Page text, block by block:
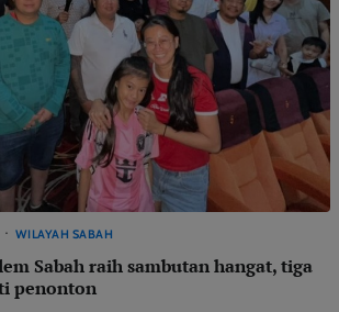
WILAYAH SABAH
Sabah raih sambutan hangat, tiga
penonton